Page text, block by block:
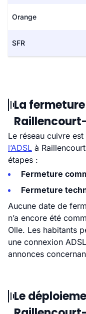
Orange
SFR
La
Le réseau cuivre
l’ADSL à
étapes :
Fermeture
Fermeture
Aucune date de
n’a encore été
Olle. Les habitants
une connexion
annonces
Le